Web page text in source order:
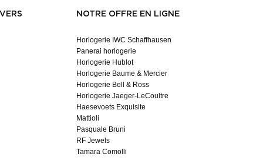
NOTRE OFFRE EN LIGNE
Horlogerie IWC Schaffhausen
Panerai horlogerie
Horlogerie Hublot
Horlogerie Baume & Mercier
Horlogerie Bell & Ross
Horlogerie Jaeger-LeCoultre
Haesevoets Exquisite
Mattioli
Pasquale Bruni
RF Jewels
Tamara Comolli